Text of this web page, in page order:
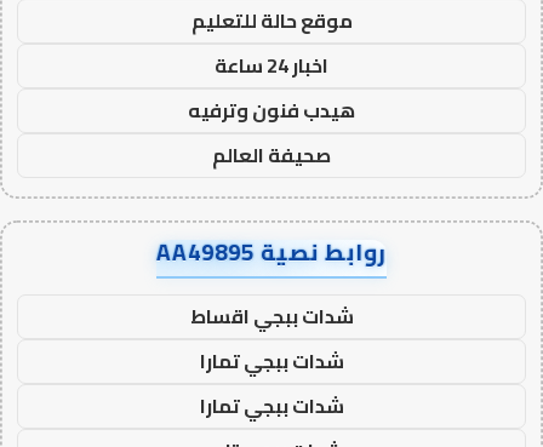
موقع حالة للتعليم
اخبار 24 ساعة
هيدب فنون وترفيه
صحيفة العالم
روابط نصية AA49895
شدات ببجي اقساط
شدات ببجي تمارا
شدات ببجي تمارا